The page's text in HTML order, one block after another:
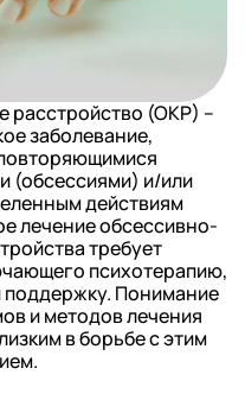
расстройство (ОКР) –
заболевание,
(обсессиями) и/или
действиям
лечение обсессивно-
требует
психотерапию,
поддержку. Понимание
и методов лечения
в борьбе с этим